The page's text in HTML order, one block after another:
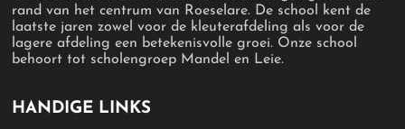
rand van het centrum van Roeselare. De school kent de
laatste jaren zowel voor de kleuterafdeling als voor de
lagere afdeling een betekenisvolle groei. Onze school
behoort tot scholengroep Mandel en Leie.
HANDIGE LINKS